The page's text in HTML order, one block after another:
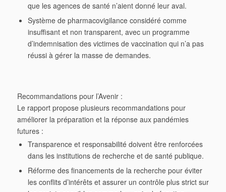
que les agences de santé n’aient donné leur aval.
Système de pharmacovigilanceconsidéré comme
insuffisant et non transparent, avec un programme
d’indemnisation des victimes de vaccination qui n’a pas
réussi à gérer la masse de demandes.
Recommandations pour l’Avenir :
Le rapport propose plusieurs recommandations pour
améliorer la préparation et la réponse aux pandémies
futures :
Transparence et responsabilitédoivent être renforcées
dans les institutions de recherche et de santé publique.
Réforme des financements de la recherchepour éviter
les conflits d’intérêts et assurer un contrôle plus strict sur